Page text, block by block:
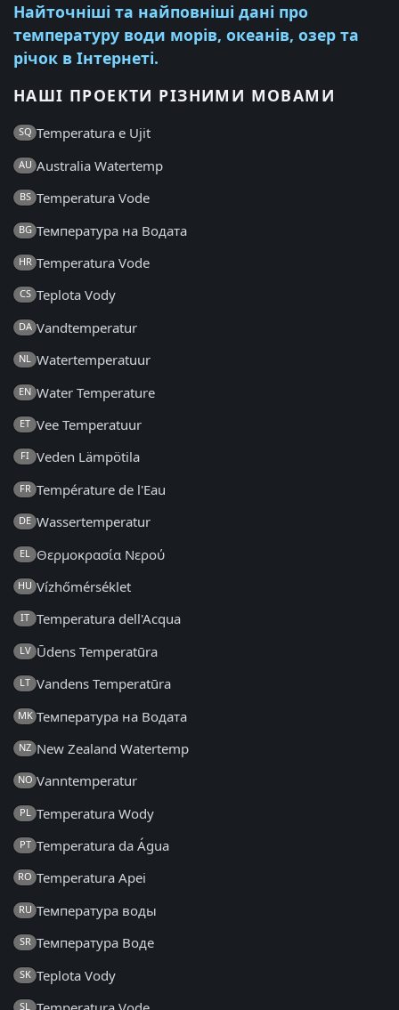
Найточніші та найповніші дані про
температуру води морів, океанів, озер та
річок в Інтернеті.
НАШІ ПРОЕКТИ РІЗНИМИ МОВАМИ
SQ Temperatura e Ujit
AU Australia Watertemp
BS Temperatura Vode
BG Температура на Водата
HR Temperatura Vode
CS Teplota Vody
DA Vandtemperatur
NL Watertemperatuur
EN Water Temperature
ET Vee Temperatuur
FI Veden Lämpötila
FR Température de l'Eau
DE Wassertemperatur
EL Θερμοκρασία Νερού
HU Vízhőmérséklet
IT Temperatura dell'Acqua
LV Ūdens Temperatūra
LT Vandens Temperatūra
MK Температура на Водата
NZ New Zealand Watertemp
NO Vanntemperatur
PL Temperatura Wody
PT Temperatura da Água
RO Temperatura Apei
RU Температура воды
SR Температура Воде
SK Teplota Vody
SL